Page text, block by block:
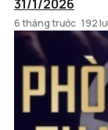
31/1/2026
6 tháng trước 192